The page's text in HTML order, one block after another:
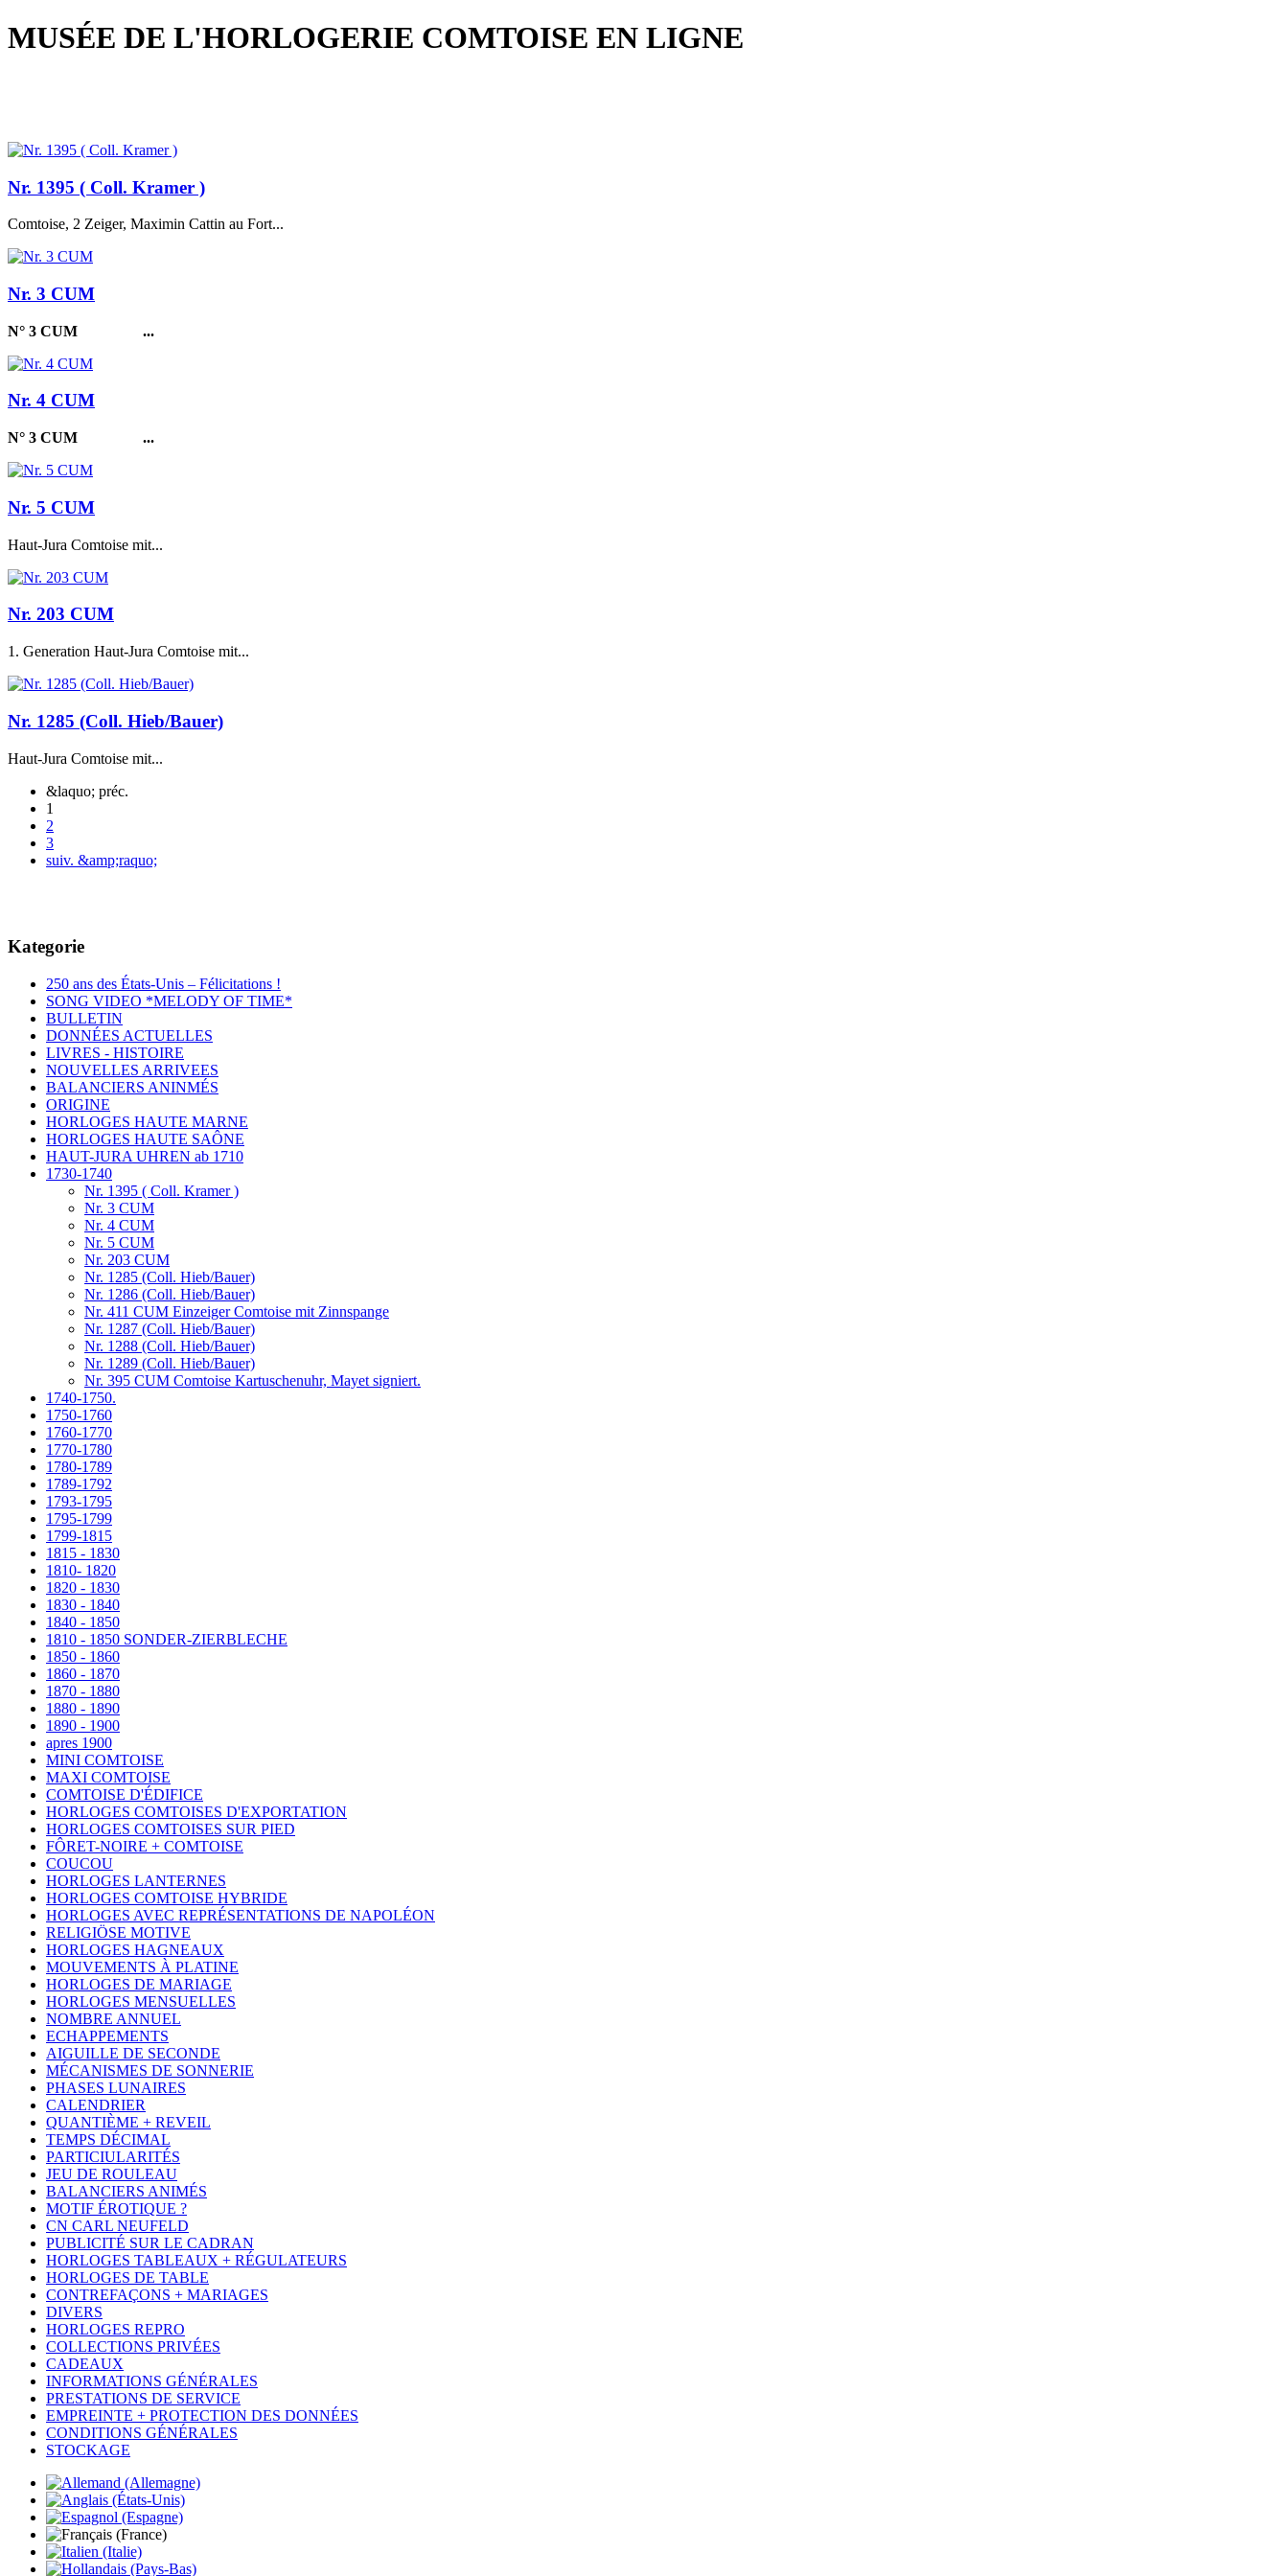
MUSÉE DE L'HORLOGERIE COMTOISE EN LIGNE
Nr. 1395 ( Coll. Kramer )
Comtoise, 2 Zeiger, Maximin Cattin au Fort...
Nr. 3 CUM
N° 3 CUM ...
Nr. 4 CUM
N° 3 CUM ...
Nr. 5 CUM
Haut-Jura Comtoise mit...
Nr. 203 CUM
1. Generation Haut-Jura Comtoise mit...
Nr. 1285 (Coll. Hieb/Bauer)
Haut-Jura Comtoise mit...
&laquo; préc.
1
2
3
suiv. &amp;raquo;
Kategorie
250 ans des États-Unis – Félicitations !
SONG VIDEO *MELODY OF TIME*
BULLETIN
DONNÉES ACTUELLES
LIVRES - HISTOIRE
NOUVELLES ARRIVEES
BALANCIERS ANINMÉS
ORIGINE
HORLOGES HAUTE MARNE
HORLOGES HAUTE SAÔNE
HAUT-JURA UHREN ab 1710
1730-1740
Nr. 1395 ( Coll. Kramer )
Nr. 3 CUM
Nr. 4 CUM
Nr. 5 CUM
Nr. 203 CUM
Nr. 1285 (Coll. Hieb/Bauer)
Nr. 1286 (Coll. Hieb/Bauer)
Nr. 411 CUM Einzeiger Comtoise mit Zinnspange
Nr. 1287 (Coll. Hieb/Bauer)
Nr. 1288 (Coll. Hieb/Bauer)
Nr. 1289 (Coll. Hieb/Bauer)
Nr. 395 CUM Comtoise Kartuschenuhr, Mayet signiert.
1740-1750.
1750-1760
1760-1770
1770-1780
1780-1789
1789-1792
1793-1795
1795-1799
1799-1815
1815 - 1830
1810- 1820
1820 - 1830
1830 - 1840
1840 - 1850
1810 - 1850 SONDER-ZIERBLECHE
1850 - 1860
1860 - 1870
1870 - 1880
1880 - 1890
1890 - 1900
apres 1900
MINI COMTOISE
MAXI COMTOISE
COMTOISE D'ÉDIFICE
HORLOGES COMTOISES D'EXPORTATION
HORLOGES COMTOISES SUR PIED
FÔRET-NOIRE + COMTOISE
COUCOU
HORLOGES LANTERNES
HORLOGES COMTOISE HYBRIDE
HORLOGES AVEC REPRÉSENTATIONS DE NAPOLÉON
RELIGIÖSE MOTIVE
HORLOGES HAGNEAUX
MOUVEMENTS À PLATINE
HORLOGES DE MARIAGE
HORLOGES MENSUELLES
NOMBRE ANNUEL
ECHAPPEMENTS
AIGUILLE DE SECONDE
MÉCANISMES DE SONNERIE
PHASES LUNAIRES
CALENDRIER
QUANTIÈME + REVEIL
TEMPS DÉCIMAL
PARTICIULARITÉS
JEU DE ROULEAU
BALANCIERS ANIMÉS
MOTIF ÉROTIQUE ?
CN CARL NEUFELD
PUBLICITÉ SUR LE CADRAN
HORLOGES TABLEAUX + RÉGULATEURS
HORLOGES DE TABLE
CONTREFAÇONS + MARIAGES
DIVERS
HORLOGES REPRO
COLLECTIONS PRIVÉES
CADEAUX
INFORMATIONS GÉNÉRALES
PRESTATIONS DE SERVICE
EMPREINTE + PROTECTION DES DONNÉES
CONDITIONS GÉNÉRALES
STOCKAGE